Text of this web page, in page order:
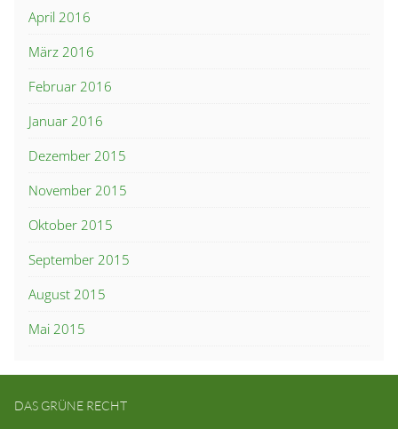
April 2016
März 2016
Februar 2016
Januar 2016
Dezember 2015
November 2015
Oktober 2015
September 2015
August 2015
Mai 2015
DAS GRÜNE RECHT